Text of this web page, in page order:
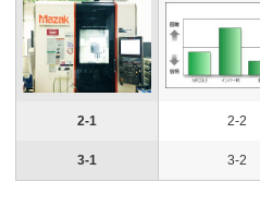
2-1 2-2
3-1 3-2